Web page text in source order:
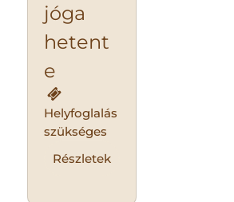
jóga
hetent
e
Helyfoglalás
szükséges
Részletek